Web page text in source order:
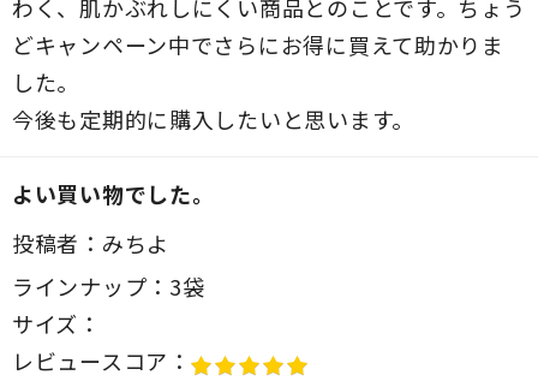
わく、肌かぶれしにくい商品とのことです。ちょう
どキャンペーン中でさらにお得に買えて助かりま
した。
今後も定期的に購入したいと思います。
よい買い物でした。
投稿者： みちよ
ラインナップ： 3袋
サイズ：
レビュースコア：